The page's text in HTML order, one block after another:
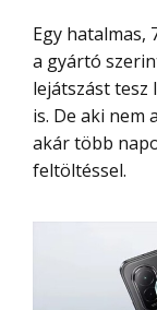
Egy hatalmas, 7000mAh akkumulátor táplálja, ami
a gyártó
lejátszást tesz
is. De aki nem
akár több
feltöltéssel.